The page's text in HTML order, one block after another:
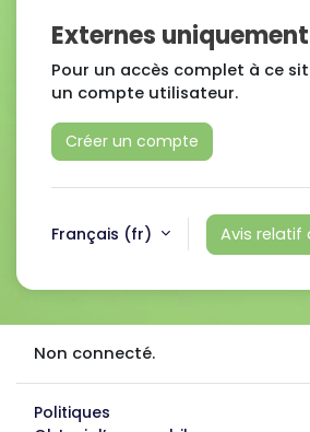
Externes
Pour un accès complet à ce
un compte utilisateur.
Créer un compte
Français ‎(fr)‎ Avis relatif
Non connecté.
Politiques